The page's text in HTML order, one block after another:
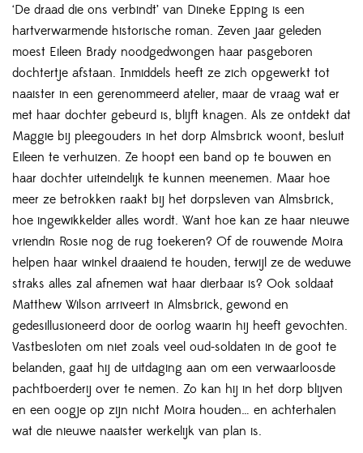
‘De draad die ons verbindt’ van Dineke Epping is een
hartverwarmende historische roman. Zeven jaar geleden
moest Eileen Brady noodgedwongen haar pasgeboren
dochtertje afstaan. Inmiddels heeft ze zich opgewerkt tot
naaister in een gerenommeerd atelier, maar de vraag wat er
met haar dochter gebeurd is, blijft knagen. Als ze ontdekt dat
Maggie bij pleegouders in het dorp Almsbrick woont, besluit
Eileen te verhuizen. Ze hoopt een band op te bouwen en
haar dochter uiteindelijk te kunnen meenemen. Maar hoe
meer ze betrokken raakt bij het dorpsleven van Almsbrick,
hoe ingewikkelder alles wordt. Want hoe kan ze haar nieuwe
vriendin Rosie nog de rug toekeren? Of de rouwende Moira
helpen haar winkel draaiend te houden, terwijl ze de weduwe
straks alles zal afnemen wat haar dierbaar is? Ook soldaat
Matthew Wilson arriveert in Almsbrick, gewond en
gedesillusioneerd door de oorlog waarin hij heeft gevochten.
Vastbesloten om niet zoals veel oud-soldaten in de goot te
belanden, gaat hij de uitdaging aan om een verwaarloosde
pachtboerderij over te nemen. Zo kan hij in het dorp blijven
en een oogje op zijn nicht Moira houden… en achterhalen
wat die nieuwe naaister werkelijk van plan is.